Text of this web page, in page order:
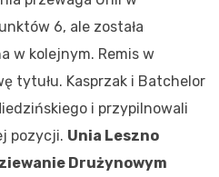
6, ale została
w kolejnym. Remis w
tytułu. Kasprzak i Batchelor
i przypilnowali
pozycji. Unia Leszno
Drużynowym